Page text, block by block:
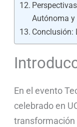
Autónoma y
Conclusión:
En el evento
celebrado en
transformación